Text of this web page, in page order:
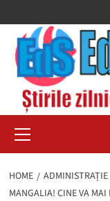
to
content
Menu
HOME
MANGALIA! CINE VA MAI